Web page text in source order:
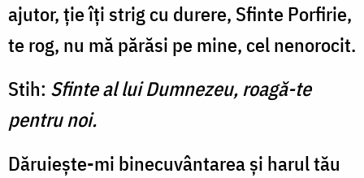
ajutor, ție îți strig cu durere, Sfinte Porfirie,
te rog, nu mă părăsi pe mine, cel nenorocit.
Stih: Sfinte al lui Dumnezeu, roagă-te
pentru noi.
Dăruiește-mi binecuvântarea și harul tău